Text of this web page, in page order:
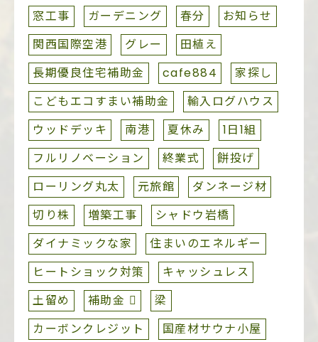
窓工事 ガーデニング 春分
お知らせ
関西国際空港
グレー
田植え
長期優良住宅補助金
cafe884
家探し
こどもエコすまい補助金
輸入ログハウス
ウッドデッキ
南港 夏休み
1日1組
フルリノベーション
終業式
餅投げ
ローリング丸太
元旅館
ダンネージ材
切り株
増築工事
シャドウ岩橋
ダイナミックな家
住まいのエネルギー
ヒートショック対策
キャッシュレス
土留め
補助金 
梁
カーボンクレジット
国産材サウナ小屋